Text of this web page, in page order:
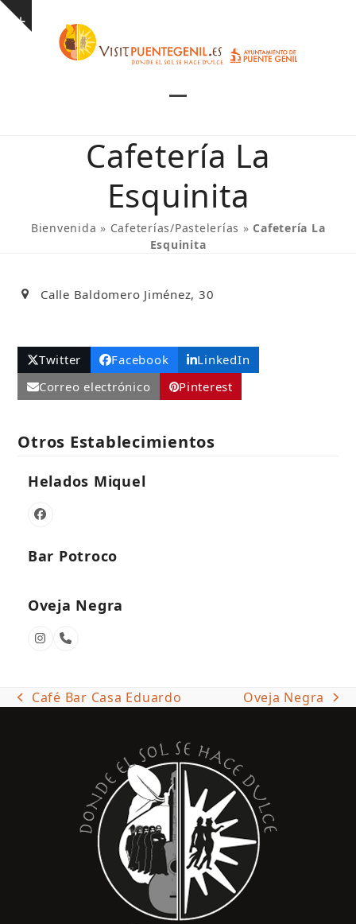
Skip
Show
mobile
menu
mobile
menu
Cafetería La
Esquinita
Bienvenida » Cafeterías/Pastelerías » Cafetería La
Esquinita
Calle Baldomero Jiménez, 30
Twitter Facebook
LinkedIn
Correo electrónico
Pinterest
Otros Establecimientos
Helados Miquel
Facebook
Bar Potroco
Oveja Negra
Instagram
Número
previous
Café Bar Casa Eduardo
next
Oveja Negra